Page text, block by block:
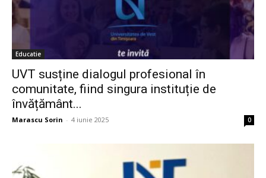
Educatie
UVT susține dialogul profesional în
comunitate, fiind singura instituție de
învățământ...
Marascu Sorin - 4 iunie 2025 0